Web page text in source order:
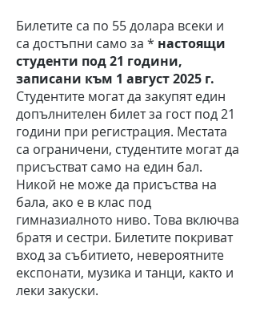
Билетите са по 55 долара всеки и
са достъпни само за * настоящи
студенти под 21 години,
записани към 1 август 2025 г.
Студентите могат да закупят един
допълнителен билет за гост под 21
години при регистрация. Местата
са ограничени, студентите могат да
присъстват само на един бал.
Никой не може да присъства на
бала, ако е в клас под
гимназиалното ниво. Това включва
братя и сестри. Билетите покриват
вход за събитието, невероятните
експонати, музика и танци, както и
леки закуски.